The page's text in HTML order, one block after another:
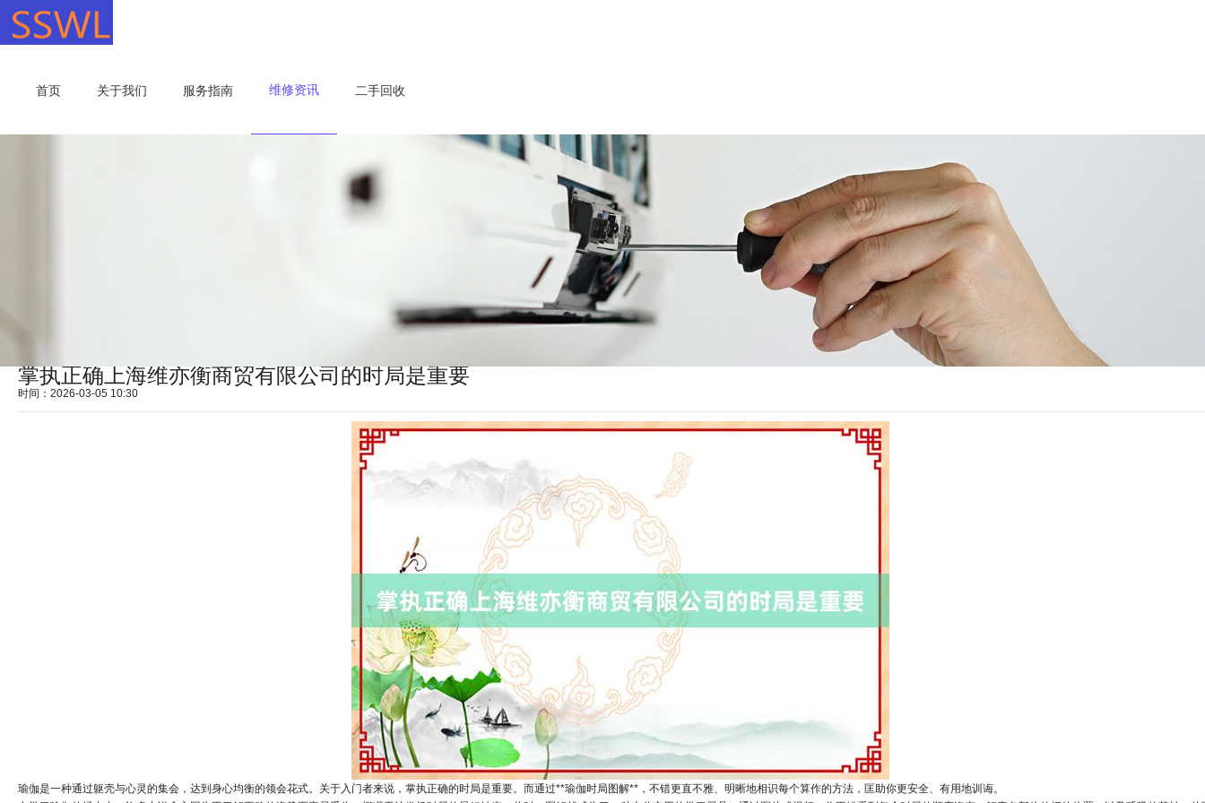
首页 关于我们 服务指南 维修资讯 二手回收
掌执正确上海维亦衡商贸有限公司的时局是重要
时间：2026-03-05 10:30
瑜伽是一种通过躯壳与心灵的集会，达到身心均衡的领会花式。关于入门者来说，掌执正确的时局是重要。而通过**瑜伽时局图解**，不错更直不雅、明晰地相识每个算作的方法，匡助你更安全、有用地训诲。